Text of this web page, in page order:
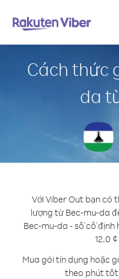
Cách thức
da
Với Viber Out bạn có
lượng từ Bec-mu-da
Bec-mu-da - số cố định
12.0
Mua gói tín dụng hoặc
theo phút tốt